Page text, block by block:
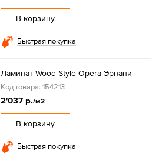
В корзину
Быстрая покупка
Ламинат Wood Style Opera Эрнани
Код товара: 154213
2'037 р./м2
В корзину
Быстрая покупка